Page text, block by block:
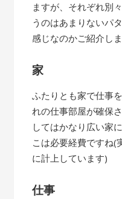
ますが、それぞれ別
うのはあまりないパ
感じなのかご紹介しま
家
ふたりとも家で仕事
れの仕事部屋が確保
してはかなり広い家
こは必要経費ですね(
に計上しています)
仕事